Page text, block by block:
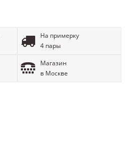
На примерку
4 пары
Магазин
в Москве